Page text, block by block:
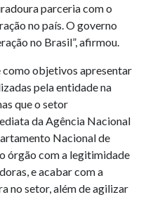
parceria com o
no país. O governo
no Brasil”, afirmou.
objetivos apresentar
pela entidade na
que o setor
da Agência Nacional
Nacional de
órgão com a legitimidade
e acabar com a
no setor, além de agilizar